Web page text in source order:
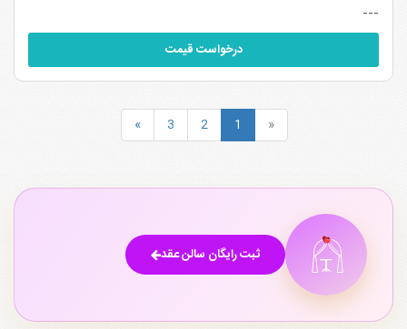
---
درخواست قیمت
«
1
2
3
»
ثبت رایگان سالن عقد